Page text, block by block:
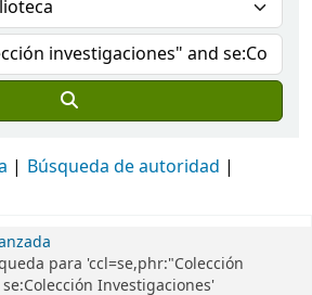
Búsqueda de autoridad
para 'ccl=se,phr:"Colección
Investigaciones'